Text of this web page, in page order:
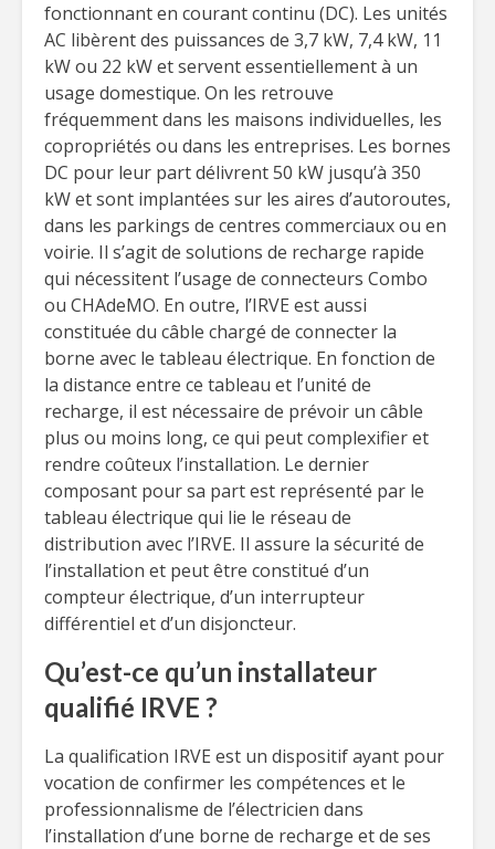
fonctionnant en courant continu (DC). Les unités
AC libèrent des puissances de 3,7 kW, 7,4 kW, 11
kW ou 22 kW et servent essentiellement à un
usage domestique. On les retrouve
fréquemment dans les maisons individuelles, les
copropriétés ou dans les entreprises. Les bornes
DC pour leur part délivrent 50 kW jusqu’à 350
kW et sont implantées sur les aires d’autoroutes,
dans les parkings de centres commerciaux ou en
voirie. Il s’agit de solutions de recharge rapide
qui nécessitent l’usage de connecteurs Combo
ou CHAdeMO. En outre, l’IRVE est aussi
constituée du câble chargé de connecter la
borne avec le tableau électrique. En fonction de
la distance entre ce tableau et l’unité de
recharge, il est nécessaire de prévoir un câble
plus ou moins long, ce qui peut complexifier et
rendre coûteux l’installation. Le dernier
composant pour sa part est représenté par le
tableau électrique qui lie le réseau de
distribution avec l’IRVE. Il assure la sécurité de
l’installation et peut être constitué d’un
compteur électrique, d’un interrupteur
différentiel et d’un disjoncteur.
Qu’est-ce qu’un installateur
qualifié IRVE ?
La qualification IRVE est un dispositif ayant pour
vocation de confirmer les compétences et le
professionnalisme de l’électricien dans
l’installation d’une borne de recharge et de ses